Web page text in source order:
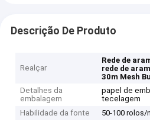
Descrição De Produto
Realçar
Rede de
rede de
30m Mesh
Detalhes da
embalagem
papel de
tecelagem
Habilidade da fonte
50-100 rolos/